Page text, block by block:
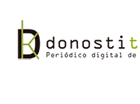
contenido